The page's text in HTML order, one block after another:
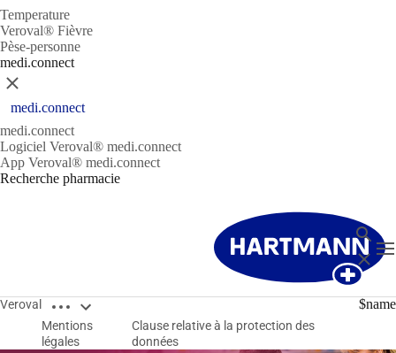
Temperature
Veroval® Fièvre
Pèse-personne
medi.connect
Fermer
medi.connect
medi.connect
Logiciel Veroval® medi.connect
App Veroval® medi.connect
Recherche pharmacie
Fermer
Veroval Open breadcrumbs
Mentions
légales
Clause relative à la protection des
données
$name